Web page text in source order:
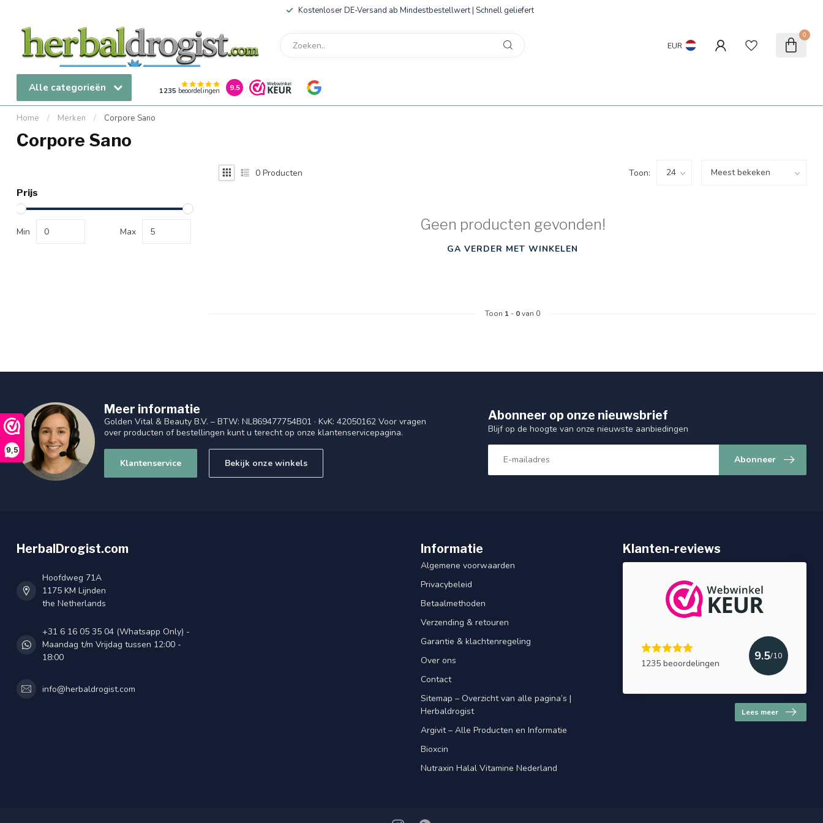
9,5
Kostenloser DE-Versand ab Mindestbestellwert | Schnell geliefert
EUR
0
Alle categorieën 1235 beoordelingen 9.5
Home / Merken / Corpore Sano
Corpore Sano
Prijs
Min Max
0 Producten Toon:
Geen producten gevonden!
GA VERDER MET WINKELEN
Toon 1 - 0van 0
Meer informatie
Golden Vital & Beauty B.V. – BTW: NL869477754B01 · KvK: 42050162 Voor vragen
over producten of bestellingen kunt u terecht op onze klantenservicepagina.
Klantenservice Bekijk onze winkels
Abonneer op onze nieuwsbrief
Blijf op de hoogte van onze nieuwste aanbiedingen
Abonneer
HerbalDrogist.com
Hoofdweg 71A
1175 KM Lijnden
the Netherlands
+31 6 16 05 35 04 (Whatsapp Only) -
Maandag t/m Vrijdag tussen 12:00 -
18:00
info@herbaldrogist.com
Informatie
Algemene voorwaarden
Privacybeleid
Betaalmethoden
Verzending & retouren
Garantie & klachtenregeling
Over ons
Contact
Sitemap – Overzicht van alle pagina’s |
Herbaldrogist
Argivit – Alle Producten en Informatie
Bioxcin
Nutraxin Halal Vitamine Nederland
Klanten-reviews
1235 beoordelingen
9.5/10
Lees meer